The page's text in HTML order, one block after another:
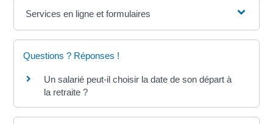
Services en ligne et formulaires
Questions ? Réponses !
Un salarié peut-il choisir la date de son départ à
la retraite ?